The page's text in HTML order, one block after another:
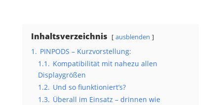
Inhaltsverzeichnis ausblenden
1. PINPODS – Kurzvorstellung:
1.1. Kompatibilität mit nahezu allen
Displaygrößen
1.2. Und so fiunktioniert’s?
1.3. Überall im Einsatz – drinnen wie